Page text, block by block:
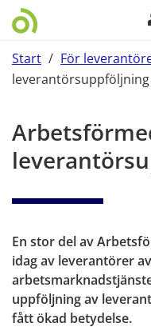
Start / För
leverantörsuppföljning
En stor del av
idag av leverantörer
uppföljning av
fått ökad betydelse.